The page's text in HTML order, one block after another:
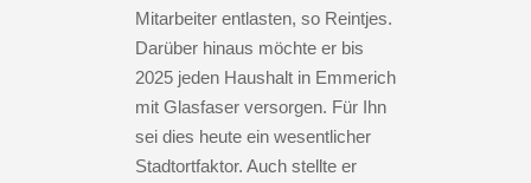
Mitarbeiter entlasten, so Reintjes.
Darüber hinaus möchte er bis
2025 jeden Haushalt in Emmerich
mit Glasfaser versorgen. Für Ihn
sei dies heute ein wesentlicher
Stadtortfaktor. Auch stellte er